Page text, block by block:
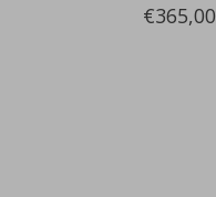
€365,00